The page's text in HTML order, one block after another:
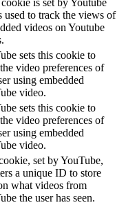
is set by Youtube
used to track the views of
videos on Youtube
sets this cookie to
video preferences of
using embedded
video.
sets this cookie to
video preferences of
using embedded
video.
set by YouTube,
a unique ID to store
what videos from
the user has seen.